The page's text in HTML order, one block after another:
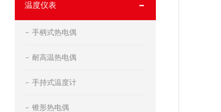
温度仪表
手柄式热电偶
耐高温热电偶
手持式温度计
锥形热电偶